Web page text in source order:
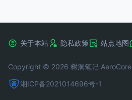
关于本站 隐私政策 站点地图
Copyright © 2026 树洞笔记 AeroCore
湘ICP备2021014696号-1